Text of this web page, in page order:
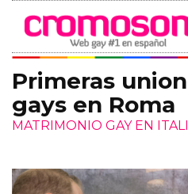
Primeras
gays en Roma
MATRIMONIO GAY EN